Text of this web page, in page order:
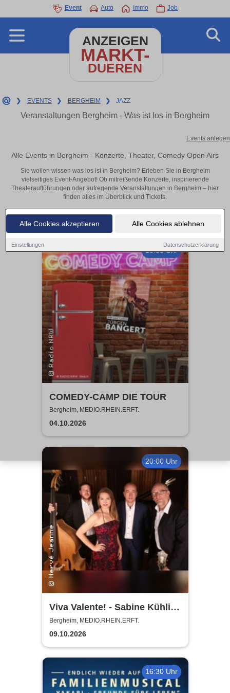
Alle Cookies akzeptieren Alle Cookies ablehnen
Einstellungen Datenschutzerklärung
Event Auto Immo Job
ANZEIGEN
MARKT-
DUEREN
❯ EVENTS ❯ BERGHEIM ❯ JAZZ
Veranstaltungen Bergheim - Was ist los in Bergheim
Events anlegen
Alle Events in Bergheim - Konzerte, Theater, Comedy Open Airs
Sie wollen wissen was los ist in Bergheim? Erleben Sie in Bergheim
vielseitiges Event-Angebot! Ob mitreißende Konzerte, inspirierende
Theateraufführungen oder aufregende Veranstaltungen in Bergheim – hier
finden alles im Überblick und Tickets.
19:00 Uhr
COMEDY-CAMP DIE TOUR
Bergheim, MEDIO.RHEIN.ERFT.
04.10.2026
20:00 Uhr
Viva Valente! - Sabine Kühlich
& Jörg Seidel Trio - Tribute to
Catarina Vatente
Bergheim, MEDIO.RHEIN.ERFT.
09.10.2026
16:30 Uhr